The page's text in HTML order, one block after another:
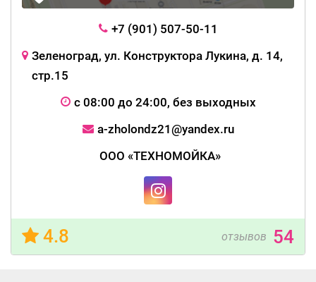
+7 (901) 507-50-11
Зеленоград, ул. Конструктора Лукина, д. 14,
стр.15
с 08:00 до 24:00, без выходных
a-zholondz21@yandex.ru
ООО «ТЕХНОМОЙКА»
4.8 отзывов 54